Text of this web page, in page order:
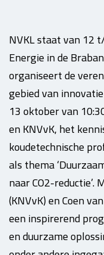
NVKL staat van 12
Energie in de
organiseert de
gebied van
13 oktober van
en KNVvK, het
koudetechnische
als thema
naar CO2-
(KNVvK) en Coen
een inspirerend
en duurzame